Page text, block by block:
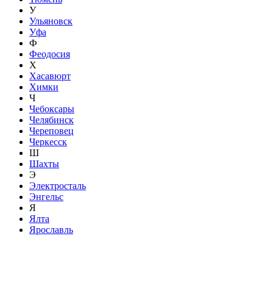
У
Ульяновск
Уфа
Ф
Феодосия
Х
Хасавюрт
Химки
Ч
Чебоксары
Челябинск
Череповец
Черкесск
Ш
Шахты
Э
Электросталь
Энгельс
Я
Ялта
Ярославль